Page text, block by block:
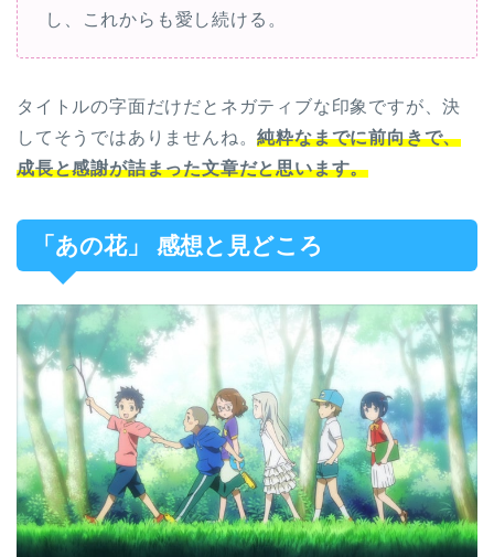
し、これからも愛し続ける。
タイトルの字面だけだとネガティブな印象ですが、決
してそうではありませんね。純粋なまでに前向きで、
成長と感謝が詰まった文章だと思います。
「あの花」 感想と見どころ